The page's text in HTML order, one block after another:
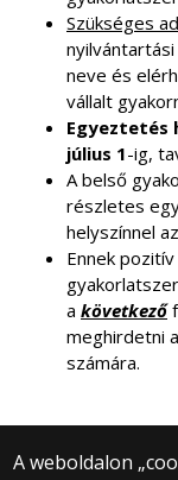
Szükséges
neve és
vállalt
Egyeztetés
július 1-ig,
A belső
részletes
helyszínnel
Ennek
a következő
meghirdetni
számára.
A weboldalon